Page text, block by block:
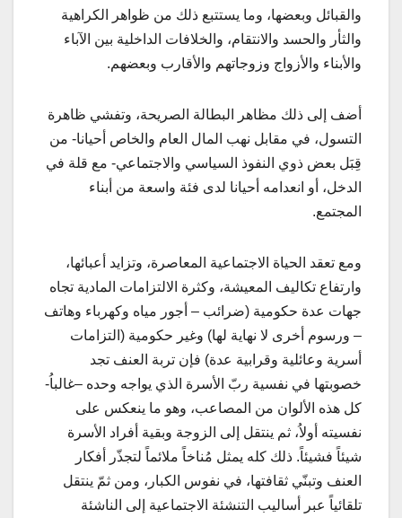
والقبائل وبعضها، وما يستتبع ذلك من ظواهر الكراهية
والثأر والحسد والانتقام، والخلافات الداخلية بين الآباء
والأبناء والأزواج وزوجاتهم والأقارب وبعضهم.
أضف إلى ذلك مظاهر البطالة الصريحة، وتفشي ظاهرة
التسول، في مقابل نهب المال العام والخاص أحيانا- من
قِبَل بعض ذوي النفوذ السياسي والاجتماعي- مع قلة في
الدخل، أو انعدامه أحيانا لدى فئة واسعة من أبناء
المجتمع.
ومع تعقد الحياة الاجتماعية المعاصرة، وتزايد أعبائها،
وارتفاع تكاليف المعيشة، وكثرة الالتزامات المادية تجاه
جهات عدة حكومية (ضرائب – أجور مياه وكهرباء وهاتف
– ورسوم أخرى لا نهاية لها) وغير حكومية (التزامات
أسرية وعائلية وقرابية عدة) فإن تربة العنف تجد
خصوبتها في نفسية ربّ الأسرة الذي يواجه وحده –غالباُ-
كل هذه الألوان من المصاعب، وهو ما ينعكس على
نفسيته أولاُ، ثم ينتقل إلى الزوجة وبقية أفراد الأسرة
شيئاً فشيئاً. ذلك كله يمثل مُناخاً ملائماً لتجذّر أفكار
العنف وتبنّي ثقافتها، في نفوس الكبار، ومن ثمّ ينتقل
تلقائياً عبر أساليب التنشئة الاجتماعية إلى الناشئة